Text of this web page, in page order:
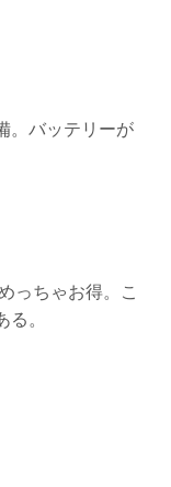
。バッテリーが
っちゃお得。こ
。